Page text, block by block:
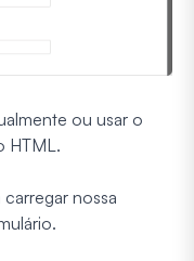
ou usar o
HTML.
nossa